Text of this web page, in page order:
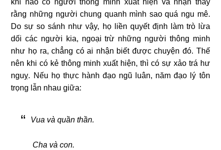
khi nào có người thông minh xuất hiện và nhận thấy
rằng những người chung quanh mình sao quá ngu mê.
Do sự so sánh như vậy, họ liền quyết định làm trò lừa
dối các người kia, ngoại trừ những người thông minh
như họ ra, chẳng có ai nhận biết được chuyện đó. Thế
nên khi có kẻ thông minh xuất hiện, thì có sự xảo trá hư
nguỵ. Nếu họ thực hành đạo ngũ luân, năm đạo lý tôn
trọng lẫn nhau giữa:
Vua và quần thần.
Cha và con.